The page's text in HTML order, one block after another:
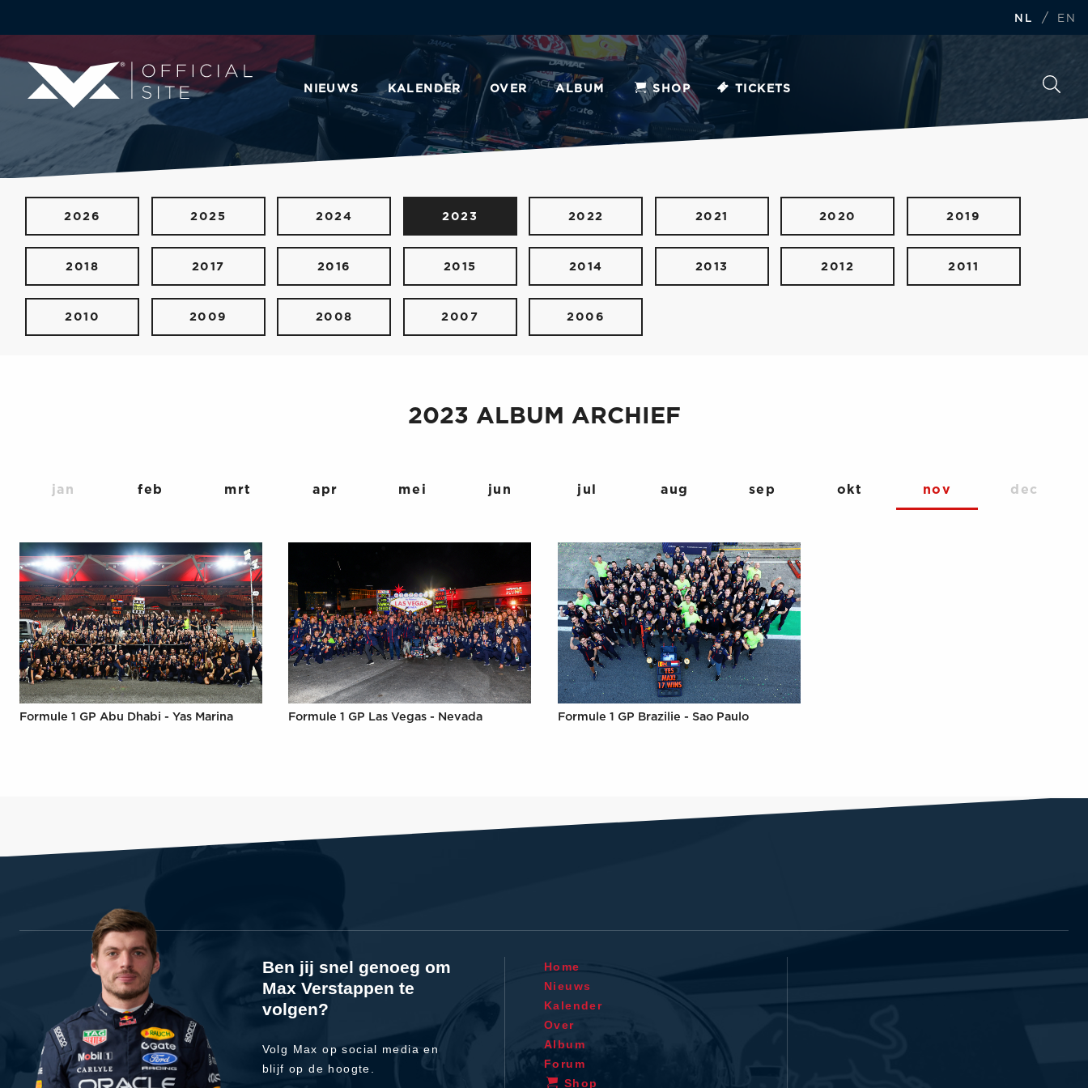
NL / EN
NIEUWS KALENDER OVER ALBUM SHOP TICKETS
2026 2025 2024 2023 2022 2021 2020 2019
2018 2017 2016 2015 2014 2013 2012 2011
2010 2009 2008 2007 2006
2023 ALBUM ARCHIEF
jan feb mrt apr mei jun jul aug sep okt nov dec
Formule 1 GP Abu Dhabi - Yas Marina Formule 1 GP Las Vegas - Nevada Formule 1 GP Brazilie - Sao Paulo
Ben jij snel genoeg om
Max Verstappen te
volgen?
Volg Max op social media en
blijf op de hoogte.
Home
Nieuws
Kalender
Over
Album
Forum
Shop